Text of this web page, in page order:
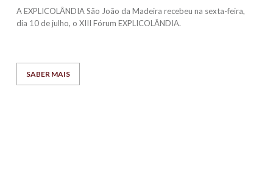
A EXPLICOLÂNDIA São João da Madeira recebeu na sexta-feira,
dia 10 de julho, o XIII Fórum EXPLICOLÂNDIA.
SABER MAIS